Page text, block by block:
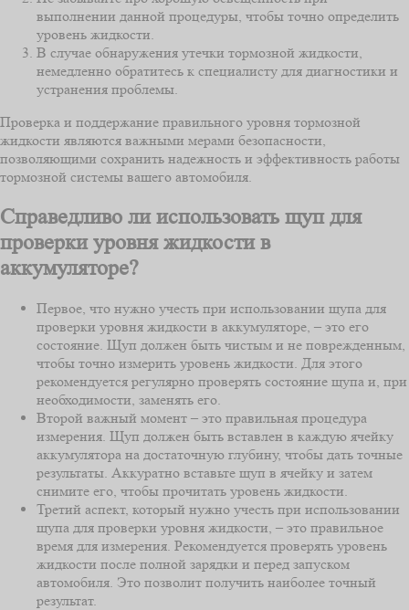
выполнении данной процедуры, чтобы точно определить
уровень жидкости.
В случае обнаружения утечки тормозной жидкости,
немедленно обратитесь к специалисту для диагностики и
устранения проблемы.
Проверка и поддержание правильного уровня тормозной
жидкости являются важными мерами безопасности,
позволяющими сохранить надежность и эффективность работы
тормозной системы вашего автомобиля.
Справедливо ли использовать щуп для
проверки уровня жидкости в
аккумуляторе?
Первое, что нужно учесть при использовании щупа для
проверки уровня жидкости в аккумуляторе, – это его
состояние. Щуп должен быть чистым и не поврежденным,
чтобы точно измерить уровень жидкости. Для этого
рекомендуется регулярно проверять состояние щупа и, при
необходимости, заменять его.
Второй важный момент – это правильная процедура
измерения. Щуп должен быть вставлен в каждую ячейку
аккумулятора на достаточную глубину, чтобы дать точные
результаты. Аккуратно вставьте щуп в ячейку и затем
снимите его, чтобы прочитать уровень жидкости.
Третий аспект, который нужно учесть при использовании
щупа для проверки уровня жидкости, – это правильное
время для измерения. Рекомендуется проверять уровень
жидкости после полной зарядки и перед запуском
автомобиля. Это позволит получить наиболее точный
результат.